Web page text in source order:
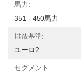
馬力:
351 - 450馬力
排放基準:
ユーロ2
セグメント: